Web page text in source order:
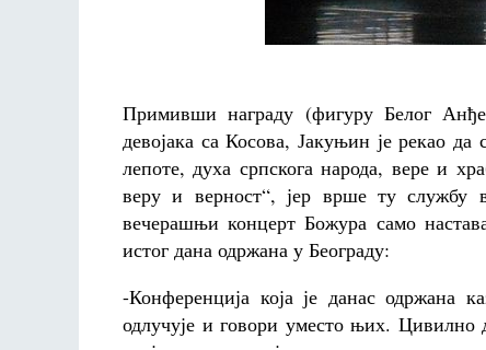
Примивши награду (фигуру Белог
девојака са Косова, Јакуњин је рекао
лепоте, духа српскога народа, вере и
веру и верност“, јер врше ту службу
вечерашњи концерт Божура само
истог дана одржана у Београду:
-Конференција која је данас одржана
одлучује и говори уместо њих. Цивилно